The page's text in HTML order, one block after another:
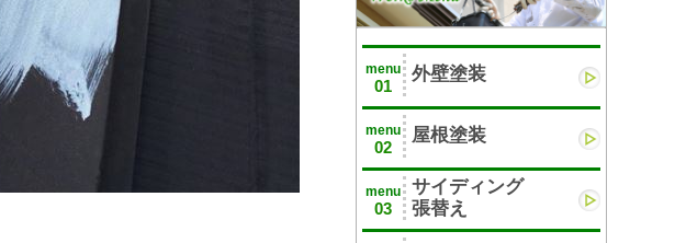
menu
01
外壁塗装
menu
02
屋根塗装
menu
03
サイディング
張替え